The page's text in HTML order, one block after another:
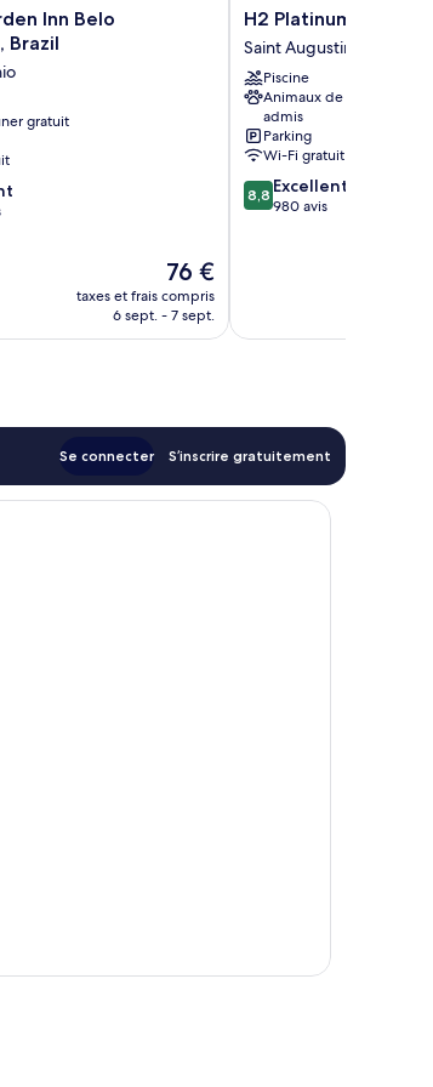
Inn Belo
Brazil
gratuit
Le
nouveau
prix
76 €
taxes et frais compris
6 sept. - 7 sept.
H2
Platinum
Lourdes
Saint
Augustin
H2 Platinum Lourdes
Saint Augustin
Piscine
Animaux de compagnie
admis
Parking
Wi-Fi gratuit
8.8
sur
8,8 Excellent
980 avis
Se connecter S’inscrire gratuitement